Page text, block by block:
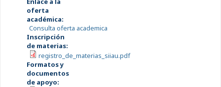
oferta
académica:
Consulta oferta academica
Inscripción
de materias:
registro_de_materias_siiau.pdf
Formatos y
documentos
de apoyo: